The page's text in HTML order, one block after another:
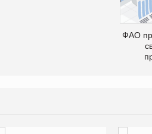
ФАО